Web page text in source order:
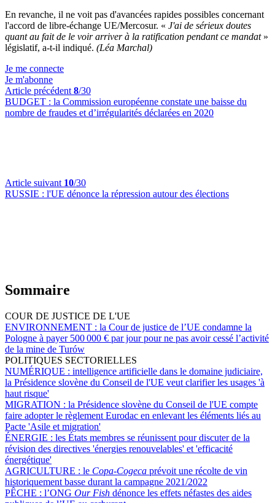
En revanche, il ne voit pas d'avancées rapides possibles concernant
l'accord de libre-échange UE/Mercosur. « J'ai de sérieux doutes
quant au fait de le voir arriver à la ratification pendant ce mandat»
législatif, a-t-il indiqué. (Léa Marchal)
Je me connecte
Je m'abonne
Article précédent 8/30
BUDGET : la Commission européenne constate une baisse du
nombre de fraudes et d’irrégularités déclarées en 2020
Article suivant 10/30
RUSSIE : l'UE dénonce la répression autour des élections
Sommaire
COUR DE JUSTICE DE L'UE
ENVIRONNEMENT : la Cour de justice de l’UE condamne la
Pologne à payer 500 000 € par jour pour ne pas avoir cessé l’activité
de la mine de Turów
POLITIQUES SECTORIELLES
NUMÉRIQUE : intelligence artificielle dans le domaine judiciaire,
la Présidence slovène du Conseil de l'UE veut clarifier les usages 'à
haut risque'
MIGRATION : la Présidence slovène du Conseil de l'UE compte
faire adopter le règlement Eurodac en enlevant les éléments liés au
Pacte 'Asile et migration'
ÉNERGIE : les États membres se réunissent pour discuter de la
révision des directives 'énergies renouvelables' et 'efficacité
énergétique'
AGRICULTURE : le Copa-Cogeca prévoit une récolte de vin
historiquement basse durant la campagne 2021/2022
PÊCHE : l’ONG Our Fish dénonce les effets néfastes des aides